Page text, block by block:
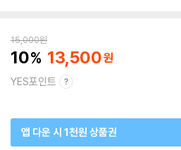
15,000원
10 13,500
YES포인트
앱 다운 시 1천원 상품권